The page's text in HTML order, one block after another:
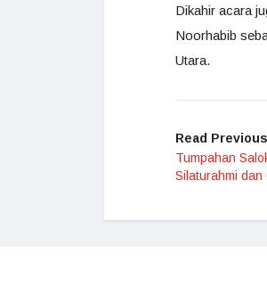
Dikahir acara
Noorhabib
Utara.
Read Previous
Tumpahan
Silaturahmi dan